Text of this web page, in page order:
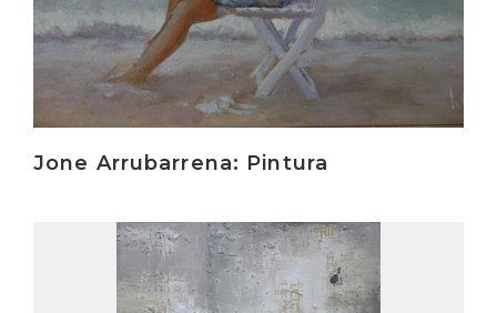
Jone Arrubarrena: Pintura